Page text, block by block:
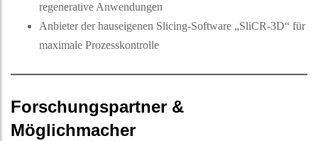
regenerative Anwendungen
Anbieter der hauseigenen Slicing-Software „SliCR-3D“ für
maximale Prozesskontrolle
Forschungspartner &
Möglichmacher